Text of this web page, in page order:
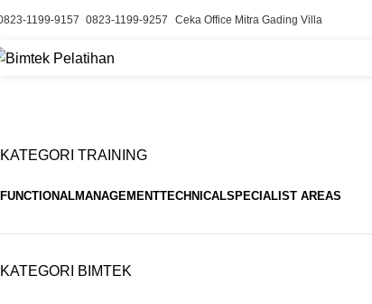
1199-9157 0823-1199-9257 Ceka Office Mitra Gading Villa
KATEGORI TRAINING
FUNCTIONALMANAGEMENTTECHNICALSPECIALIST AREAS
KATEGORI BIMTEK